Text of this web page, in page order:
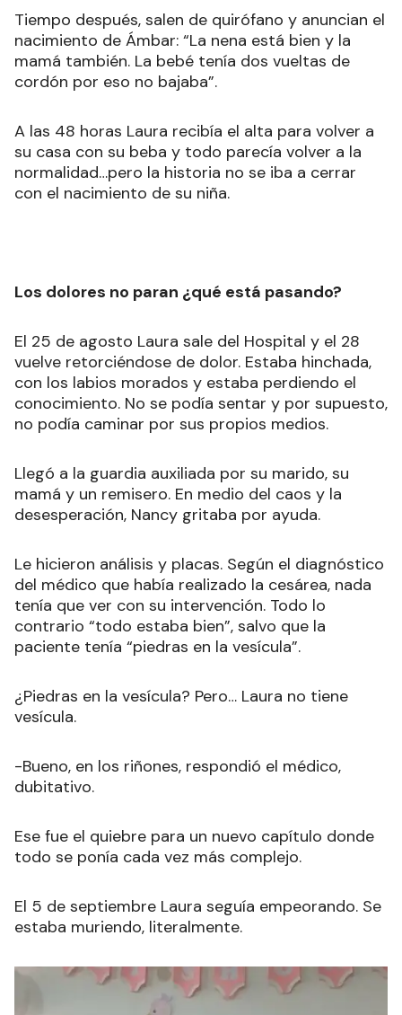
Tiempo después, salen de quirófano y anuncian el
nacimiento de Ámbar: “La nena está bien y la
mamá también. La bebé tenía dos vueltas de
cordón por eso no bajaba”.
A las 48 horas Laura recibía el alta para volver a
su casa con su beba y todo parecía volver a la
normalidad…pero la historia no se iba a cerrar
con el nacimiento de su niña.
Los dolores no paran ¿qué está pasando?
El 25 de agosto Laura sale del Hospital y el 28
vuelve retorciéndose de dolor. Estaba hinchada,
con los labios morados y estaba perdiendo el
conocimiento. No se podía sentar y por supuesto,
no podía caminar por sus propios medios.
Llegó a la guardia auxiliada por su marido, su
mamá y un remisero. En medio del caos y la
desesperación, Nancy gritaba por ayuda.
Le hicieron análisis y placas. Según el diagnóstico
del médico que había realizado la cesárea, nada
tenía que ver con su intervención. Todo lo
contrario “todo estaba bien”, salvo que la
paciente tenía “piedras en la vesícula”.
¿Piedras en la vesícula? Pero… Laura no tiene
vesícula.
-Bueno, en los riñones, respondió el médico,
dubitativo.
Ese fue el quiebre para un nuevo capítulo donde
todo se ponía cada vez más complejo.
El 5 de septiembre Laura seguía empeorando. Se
estaba muriendo, literalmente.